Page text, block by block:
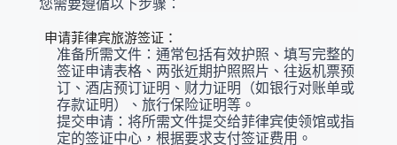
申请菲律宾旅游签证：
准备所需文件：通常包括有效护照、填写完整的
签证申请表格、两张近期护照照片、往返机票预
订、酒店预订证明、财力证明（如银行对账单或
存款证明）、旅行保险证明等。
提交申请：将所需文件提交给菲律宾使领馆或指
定的签证中心，根据要求支付签证费用。